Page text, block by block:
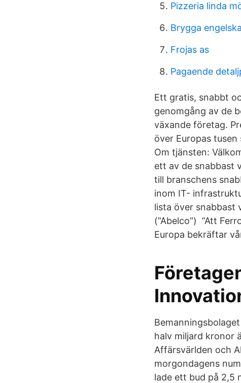
Pizzeria linda
Brygga
Frojas as
Pagaende
Ett gratis, snabbt
genomgång av de
växande företag.
över Europas
Om tjänsten:
ett av de snabbast
till branschens
inom IT-
lista över snabbast
(”Abelco”) ”Att
Europa bekräftar
halv miljard kronor
Affärsvärlden och
morgondagens
lade ett bud på 2,5